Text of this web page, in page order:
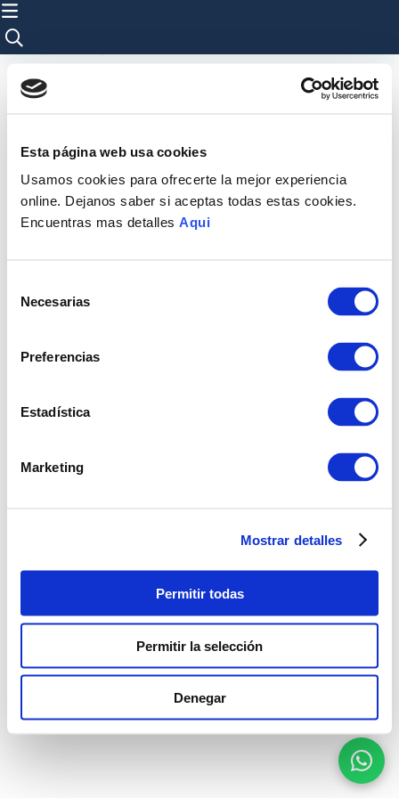
Esta página web usa cookies
Usamos cookies para ofrecerte la mejor experiencia
online. Dejanos saber si aceptas todas estas cookies.
Encuentras mas detalles Aqui
Necesarias
Preferencias
Estadística
Marketing
Mostrar detalles
Permitir todas
Permitir la selección
Denegar